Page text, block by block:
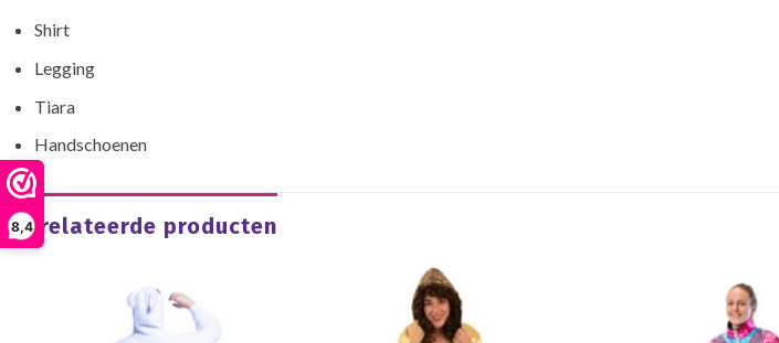
8,4
Shirt
Legging
Tiara
Handschoenen
Gerelateerde producten